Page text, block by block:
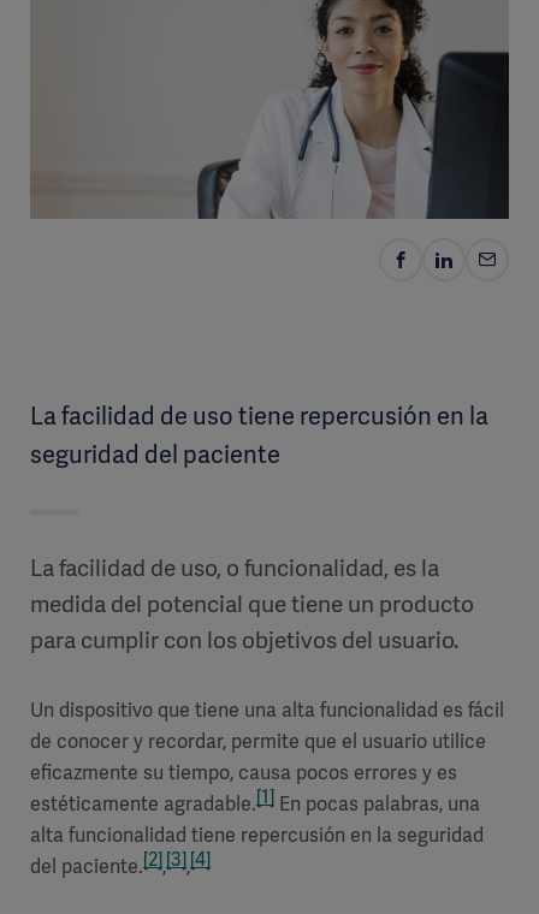
La facilidad de uso tiene repercusión en la
seguridad del paciente
La facilidad de uso, o funcionalidad, es la
medida del potencial que tiene un producto
para cumplir con los objetivos del usuario.
Un dispositivo que tiene una alta funcionalidad es fácil
de conocer y recordar, permite que el usuario utilice
eficazmente su tiempo, causa pocos errores y es
estéticamente agradable.[1] En pocas palabras, una
alta funcionalidad tiene repercusión en la seguridad
del paciente.[2],[3],[4]